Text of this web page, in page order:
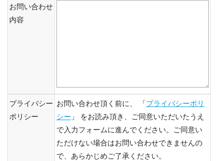
お問い合わせ
内容
プライバシー
ポリシー
お問い合わせ頂く前に、 「プライバシーポリ
シー 」 をお読み頂き、ご同意いただいたうえ
で入力フォームに進んでください。ご同意い
ただけない場合はお問い合わせできませんの
で、あらかじめご了承ください。